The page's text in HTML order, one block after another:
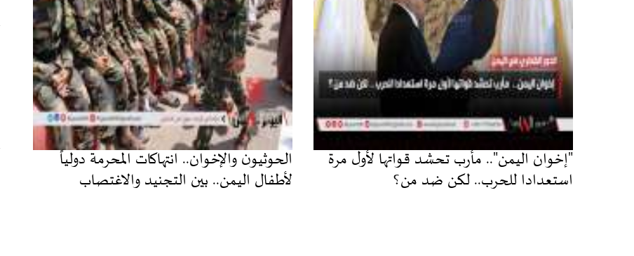
"إخوان اليمن".. مأرب تحشد قواتها لأول مرة
استعدادا للحرب.. لكن ضد من؟
الحوثيون والإخوان.. انتهاكات المحرمة دولياً
لأطفال اليمن.. بين التجنيد والاغتصاب